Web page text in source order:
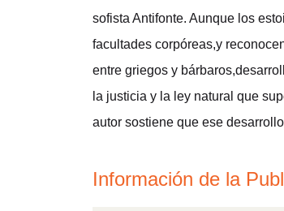
sofista Antifonte. Aunque los
facultades corpóreas,y
entre griegos y
la justicia y la ley natural que
autor sostiene que ese
Información de la